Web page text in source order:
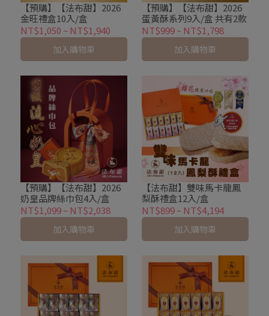
【預購】【法布甜】2026
金旺禮盒10入/盒
NT$1,050 ~ NT$1,940
加入購物車
【預購】【法布甜】2026
蛋黃酥系列9入/盒 共有2款
NT$999~ NT$1,798
加入購物車
【預購】【法布甜】2026
奶皇品牌絲巾包4入/盒
NT$1,099~ NT$2,038
加入購物車
【法布甜】雙味馬卡龍鳳
梨酥禮盒12入/盒
NT$899~ NT$4,194
加入購物車